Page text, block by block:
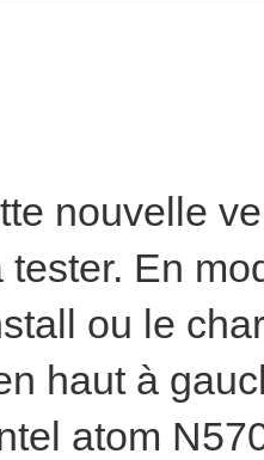
nouvelle
En
ou le
haut à
atom